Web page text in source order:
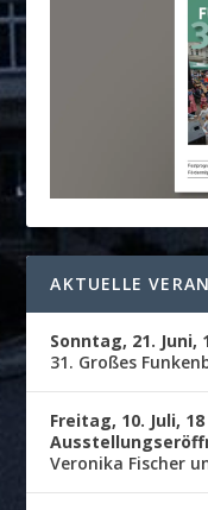
AKTUELLE
Sonntag, 21. Juni,
31. Großes
Freitag, 10. Juli,
Veronika Fischer